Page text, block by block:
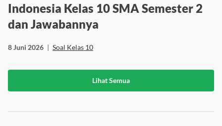
Indonesia Kelas 10 SMA Semester 2
dan Jawabannya
8 Juni 2026 | Soal Kelas 10
Lihat Semua